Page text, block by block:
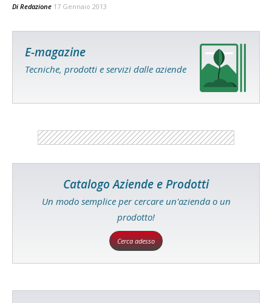
Di Redazione 17 Gennaio 2013
E-magazine
Tecniche, prodotti e servizi dalle aziende
Catalogo Aziende e Prodotti
Un modo semplice per cercare un'azienda o un
prodotto!
Cerca adesso